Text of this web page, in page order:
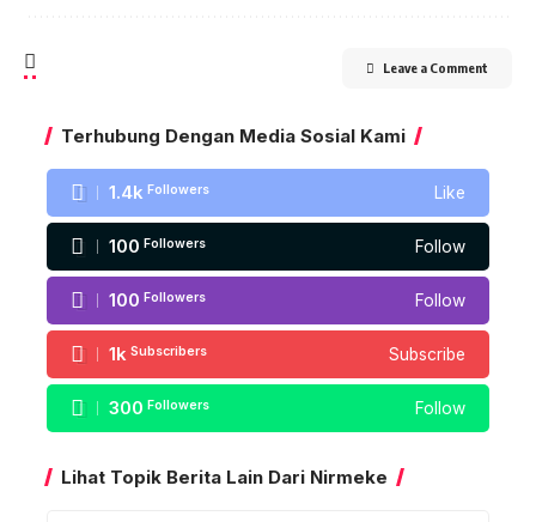
Leave a Comment
Terhubung Dengan Media Sosial Kami
1.4k Followers Like
100 Followers Follow
100 Followers Follow
1k Subscribers Subscribe
300 Followers Follow
Lihat Topik Berita Lain Dari Nirmeke